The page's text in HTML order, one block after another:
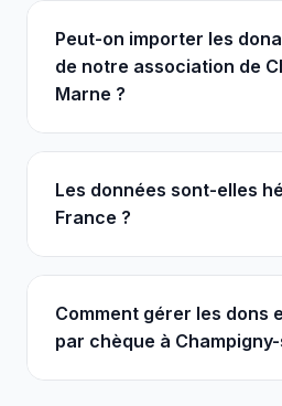
Peut-on importer les
de notre association de
Marne ?
Les données sont-elles
France ?
Comment gérer les dons
par chèque à